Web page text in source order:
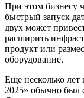
При этом бизнесу
быстрый запуск
двух может
расширить
продукт или
оборудование.
Еще несколько лет
2025» обычно был